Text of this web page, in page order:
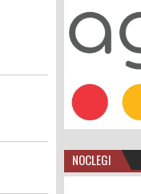
NOCLEGI